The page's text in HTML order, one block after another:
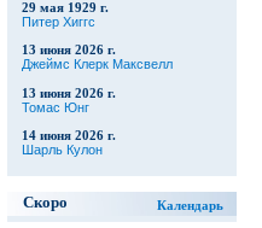
29 мая 1929 г.
Питер Хиггс
13 июня 2026 г.
Джеймс Клерк Максвелл
13 июня 2026 г.
Томас Юнг
14 июня 2026 г.
Шарль Кулон
Скоро Календарь